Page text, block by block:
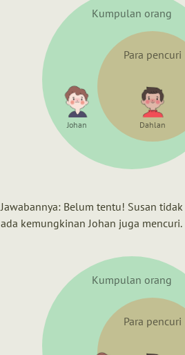
Kumpulan orang
Para pencuri
Dahlan
Johan
Jawabannya: Belum tentu! Susan
ada kemungkinan Johan juga mencuri.
Kumpulan orang
Para pencuri